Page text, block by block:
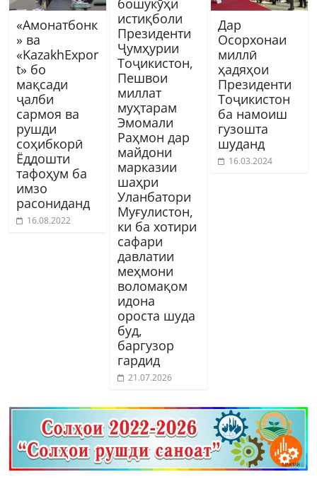
«Амонатбонк
» ва
«KazakhExpor
t» бо
мақсади
ҷалби
сармоя ва
рушди
соҳибкорӣ
Ёддошти
тафоҳум ба
имзо
расониданд
16.08.2022
истиқболи
Президенти
Ҷумҳурии
Тоҷикистон,
Пешвои
миллат
муҳтарам
Эмомали
Раҳмон дар
майдони
марказии
шаҳри
Уланбатори
Муғулистон,
ки ба хотири
сафари
давлатии
меҳмони
воломақом
идона
ороста шуда
буд,
баргузор
гардид
21.07.2026
Дар
Осорхонаи
миллӣ
ҳадяҳои
Президенти
Тоҷикистон
ба намоиш
гузошта
шуданд
16.03.2024